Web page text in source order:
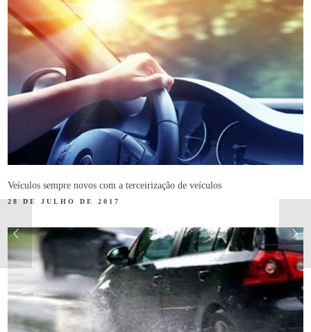
Veículos sempre novos com a terceirização de veículos
28 DE JULHO DE 2017